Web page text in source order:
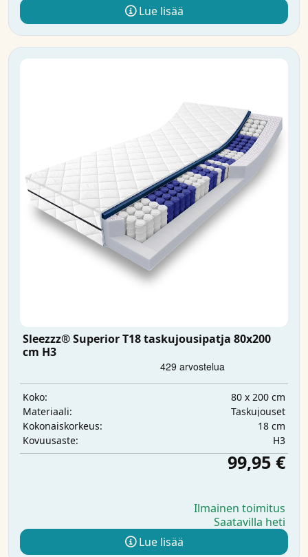
Lue lisää
Sleezzz® Superior T18 taskujousipatja 80x200
cm H3
Koko:
80 x 200 cm
Materiaali:
Taskujouset
Kokonaiskorkeus:
18 cm
Kovuusaste:
H3
99,95 €
Ilmainen toimitus
Saatavilla heti
Lue lisää